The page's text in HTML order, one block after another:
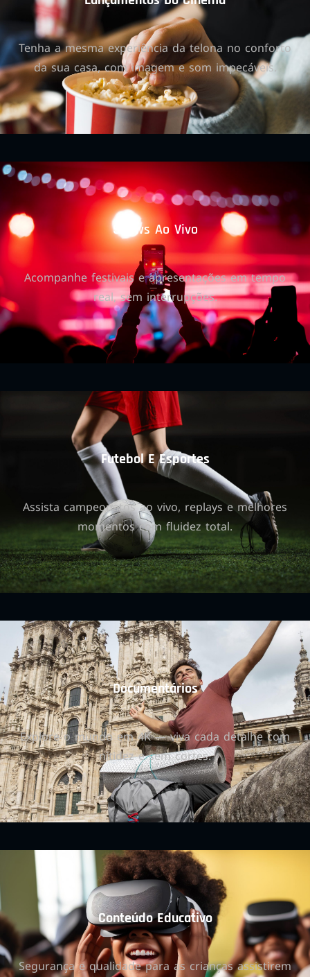
Tenha a mesma experiência da telona no conforto
da sua casa, com imagem e som impecáveis.
Shows Ao Vivo
Acompanhe festivais e apresentações em tempo
real, sem interrupções.
Futebol E Esportes
Assista campeonatos ao vivo, replays e melhores
momentos com fluidez total.
Documentários
Explore o mundo em 4K — viva cada detalhe com
nitidez e sem cortes.
Conteúdo Educativo
Segurança e qualidade para as crianças assistirem